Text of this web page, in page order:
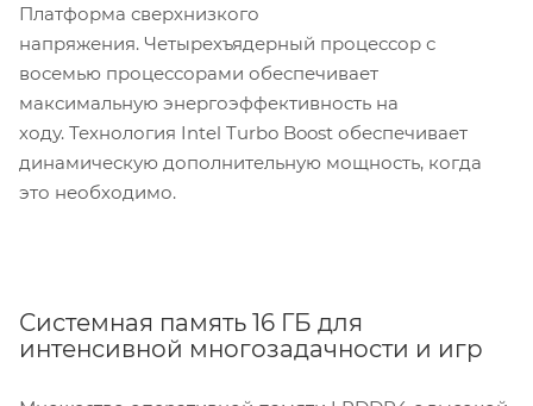
Платформа сверхнизкого
напряжения. Четырехъядерный процессор с
восемью процессорами обеспечивает
максимальную энергоэффективность на
ходу. Технология Intel Turbo Boost обеспечивает
динамическую дополнительную мощность, когда
это необходимо.
Системная память 16 ГБ для
интенсивной многозадачности и игр